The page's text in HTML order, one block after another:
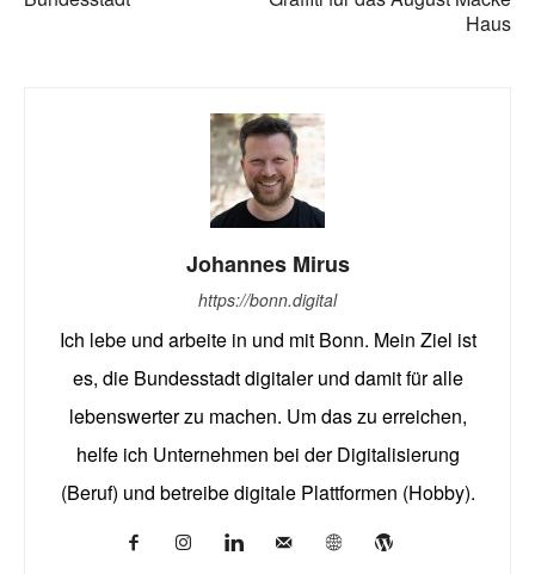
Haus
Johannes Mirus
https://bonn.digital
Ich lebe und arbeite in und mit Bonn. Mein Ziel ist
es, die Bundesstadt digitaler und damit für alle
lebenswerter zu machen. Um das zu erreichen,
helfe ich Unternehmen bei der Digitalisierung
(Beruf) und betreibe digitale Plattformen (Hobby).